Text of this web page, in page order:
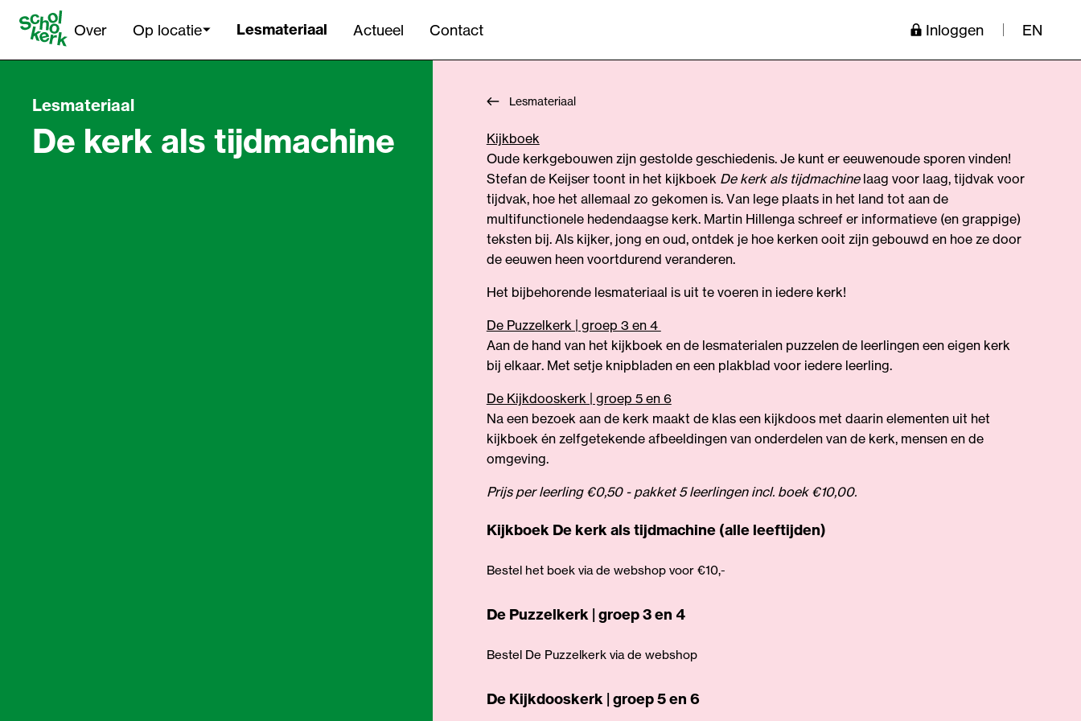
Navigatie
overslaan
Over Op locatie Lesmateriaal Actueel Contact Inloggen EN
Lesmateriaal
De kerk als tijdmachine
Lesmateriaal
Kijkboek
Oude kerkgebouwen zijn gestolde geschiedenis. Je kunt er eeuwenoude sporen vinden!
Stefan de Keijser toont in het kijkboek De kerk als tijdmachinelaag voor laag, tijdvak voor
tijdvak, hoe het allemaal zo gekomen is. Van lege plaats in het land tot aan de
multifunctionele hedendaagse kerk. Martin Hillenga schreef er informatieve (en grappige)
teksten bij. Als kijker, jong en oud, ontdek je hoe kerken ooit zijn gebouwd en hoe ze door
de eeuwen heen voortdurend veranderen.
Het bijbehorende lesmateriaal is uit te voeren in iedere kerk!
De Puzzelkerk | groep 3 en 4
Aan de hand van het kijkboek en de lesmaterialen puzzelen de leerlingen een eigen kerk
bij elkaar. Met setje knipbladen en een plakblad voor iedere leerling.
De Kijkdooskerk | groep 5 en 6
Na een bezoek aan de kerk maakt de klas een kijkdoos met daarin elementen uit het
kijkboek én zelfgetekende afbeeldingen van onderdelen van de kerk, mensen en de
omgeving.
Prijs per leerling €0,50 -pakket 5 leerlingen incl. boek €10,00.
Kijkboek De kerk als tijdmachine (alle leeftijden)
Bestel het boek via de webshop voor €10,-
De Puzzelkerk | groep 3 en 4
Bestel De Puzzelkerk via de webshop
De Kijkdooskerk | groep 5 en 6